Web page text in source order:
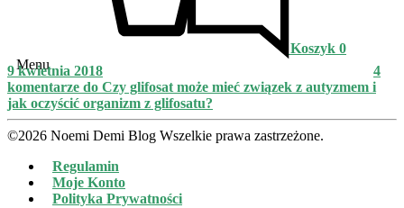
Koszyk 0
Menu
9 kwietnia 2018
4
komentarze do Czy glifosat może mieć związek z autyzmem i
jak oczyścić organizm z glifosatu?
©2026 Noemi Demi Blog Wszelkie prawa zastrzeżone.
Regulamin
Moje Konto
Polityka Prywatności